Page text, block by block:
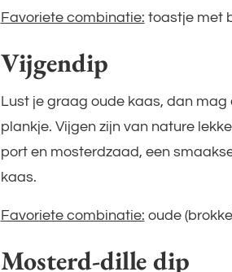
Favoriete combinatie: toastje met
Vijgendip
Lust je graag oude kaas, dan
plankje. Vijgen zijn van nature
port en mosterdzaad, een
kaas.
Favoriete combinatie: oude
Mosterd-dille dip